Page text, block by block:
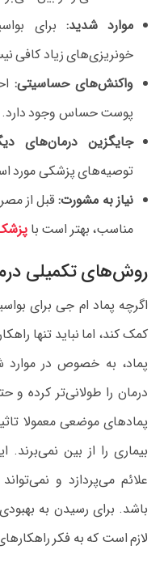
موارد شدید: برای
خونریزی‌های زیاد کافی
واکنش‌های حساسیتی:
پوست حساس وجود دارد.
جایگزین درمان‌های
توصیه‌های پزشکی مورد
نیاز به مشورت:قبل از
مناسب، بهتر است با
روش‌های تکمیلی
اگرچه پماد ام جی برای
کمک کند، اما نباید تنها
پماد، به خصوص در موارد
درمان را طولانی‌تر کرده
پمادهای موضعی معمولا
بیماری را از بین نمی‌برند.
علائم می‌پردازد و
باشد. برای رسیدن به
لازم است که به فکر